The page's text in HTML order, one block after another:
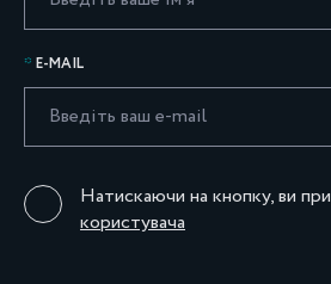
E-MAIL
Натискаючи на кнопку, ви
користувача